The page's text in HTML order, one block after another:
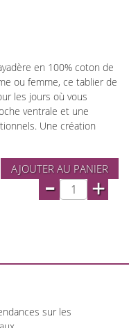
en 100% coton de
ou femme, ce tablier de
les jours où vous
ventrale et une
Une création
AJOUTER AU PANIER
- +
sur les